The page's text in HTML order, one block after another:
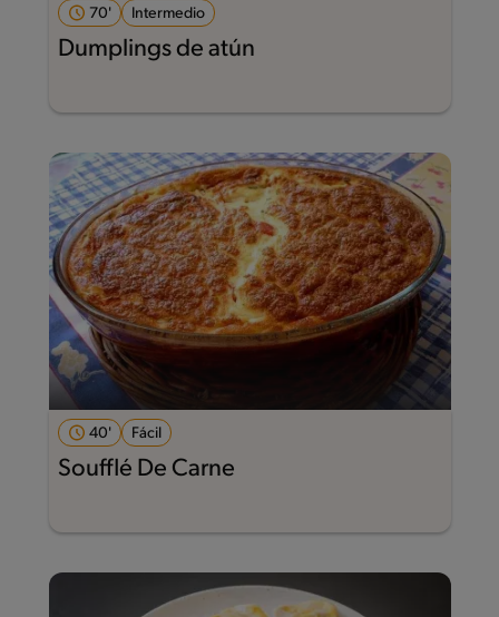
70' Intermedio
Dumplings de atún
40' Fácil
Soufflé De Carne